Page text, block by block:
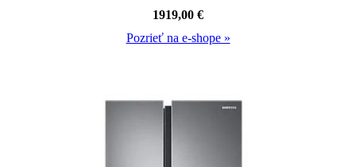
1919,00 €
Pozrieť na e-shope »